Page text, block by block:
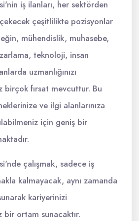
iş ilanları, her sektörden
çeşitlilikte pozisyonlar
mühendislik, muhasebe,
teknoloji, insan
uzmanlığınızı
birçok fırsat mevcuttur. Bu
ve ilgi alanlarınıza
için geniş bir
çalışmak, sadece iş
kalmayacak, aynı zamanda
kariyerinizi
ortam sunacaktır.